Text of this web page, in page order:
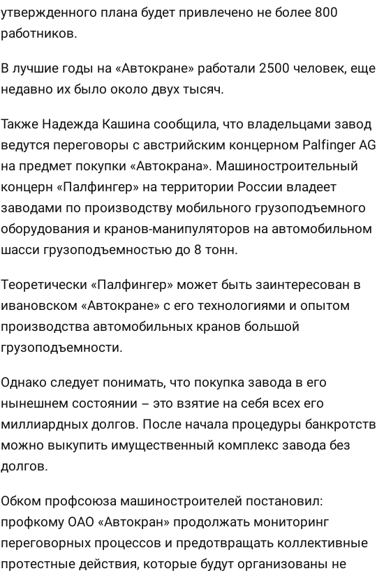
утвержденного плана будет привлечено не более 800
работников.
В лучшие годы на «Автокране» работали 2500 человек, еще
недавно их было около двух тысяч.
Также Надежда Кашина сообщила, что владельцами завод
ведутся переговоры с австрийским концерном Palfinger AG
на предмет покупки «Автокрана». Машиностроительный
концерн «Палфингер» на территории России владеет
заводами по производству мобильного грузоподъемного
оборудования и кранов-манипуляторов на автомобильном
шасси грузоподъемностью до 8 тонн.
Теоретически «Палфингер» может быть заинтересован в
ивановском «Автокране» с его технологиями и опытом
производства автомобильных кранов большой
грузоподъемности.
Однако следует понимать, что покупка завода в его
нынешнем состоянии – это взятие на себя всех его
миллиардных долгов. После начала процедуры
можно выкупить имущественный комплекс завода без
долгов.
Обком профсоюза машиностроителей постановил:
профкому ОАО «Автокран» продолжать мониторинг
переговорных процессов и предотвращать коллективные
протестные действия, которые будут организованы не